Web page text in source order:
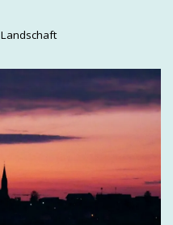
Landschaft